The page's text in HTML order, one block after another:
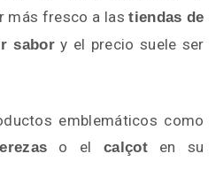
más fresco a lastiendas de
sabory el precio suele ser
emblemáticos como
o elcalçoten su